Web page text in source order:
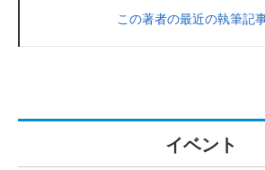
この著者の最近の執筆記
イベント